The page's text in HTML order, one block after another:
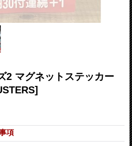
2 マグネットステッカー
項